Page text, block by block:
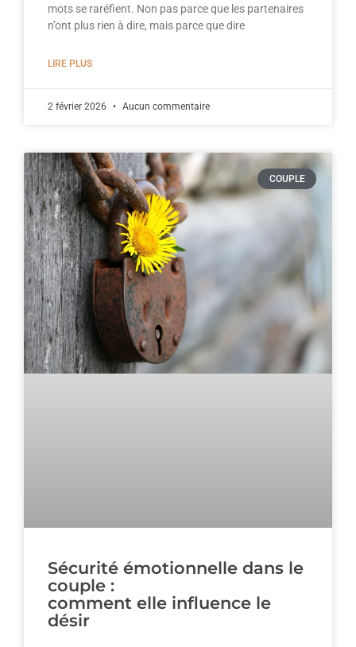
mots se raréfient. Non pas parce que les partenaires
n’ont plus rien à dire, mais parce que dire
LIRE PLUS
2 février 2026 Aucun commentaire
COUPLE
Sécurité émotionnelle dans le
couple :
comment elle influence le
désir